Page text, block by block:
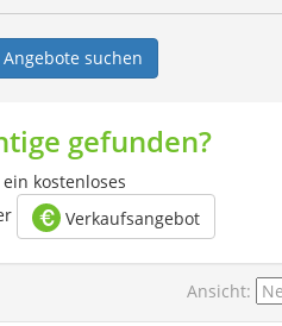
Angebote suchen
gefunden?
kostenloses
Verkaufsangebot
Ansicht: